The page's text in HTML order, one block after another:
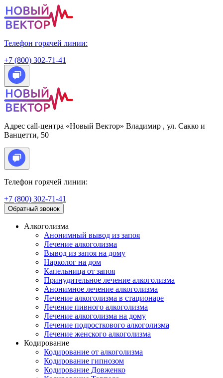
Телефон горячей линии:
+7 (800) 302-71-41
Адрес call-центра «Новый Вектор» Владимир , ул. Сакко и
Ванцетти, 50
Телефон горячей линии:
+7 (800) 302-71-41
Обратный звонок
Алкоголизма
Анонимный вывод из запоя
Лечение алкоголизма
Вывод из запоя на дому
Нарколог на дом
Капельница от запоя
Принудительное лечение алкоголизма
Анонимное лечение алкоголизма
Лечение алкоголизма в стационаре
Лечение пивного алкоголизма
Лечение алкоголизма на дому
Лечение подросткового алкоголизма
Лечение женского алкоголизма
Кодирование
Кодирование от алкоголизма
Кодирование гипнозом
Кодирование Довженко